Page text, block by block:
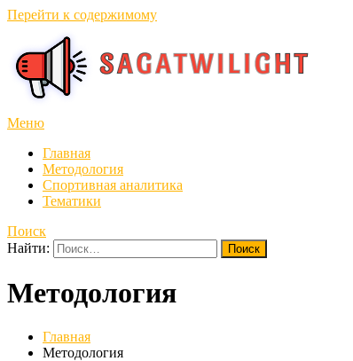
Перейти к содержимому
Меню
Главная
Методология
Спортивная аналитика
Тематики
Поиск
Найти:
Методология
Главная
Методология